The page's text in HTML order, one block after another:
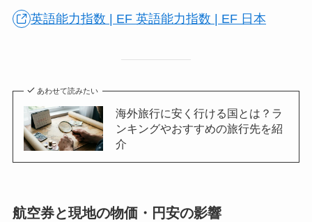
英語能力指数 | EF 英語能力指数 | EF 日本
あわせて読みたい
海外旅行に安く行ける国とは？ラ
ンキングやおすすめの旅行先を紹
介
航空券と現地の物価・円安の影響